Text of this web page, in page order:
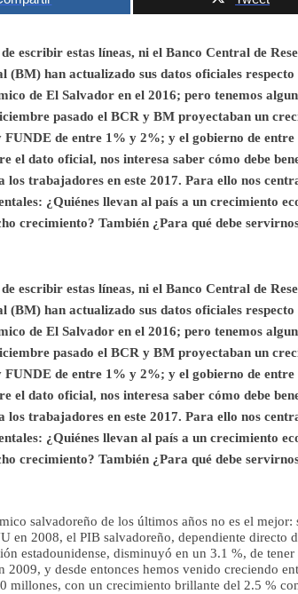
escribir estas líneas, ni el Banco Central de
(BM) han actualizado sus datos oficiales respecto
de El Salvador en el 2016; pero tenemos
pasado el BCR y BM proyectaban un
FUNDE de entre 1% y 2%; y el gobierno de
el dato oficial, nos interesa saber cómo debe
los trabajadores en este 2017. Para ello nos
¿Quiénes llevan al país a un crecimiento
crecimiento? También ¿Para qué debe
escribir estas líneas, ni el Banco Central de
(BM) han actualizado sus datos oficiales respecto
de El Salvador en el 2016; pero tenemos
pasado el BCR y BM proyectaban un
FUNDE de entre 1% y 2%; y el gobierno de
el dato oficial, nos interesa saber cómo debe
los trabajadores en este 2017. Para ello nos
¿Quiénes llevan al país a un crecimiento
crecimiento? También ¿Para qué debe
salvadoreño de los últimos años no es el
en 2008, el PIB salvadoreño, dependiente directo
estadounidense, disminuyó en un 3.1 %, de
2009, y desde entonces hemos venido creciendo
millones, con un crecimiento brillante del 2.5 %